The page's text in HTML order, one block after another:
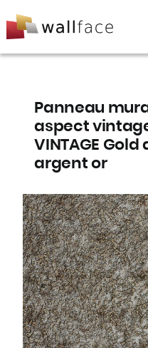
to
Panneau
aspect
VINTAGE
argent or